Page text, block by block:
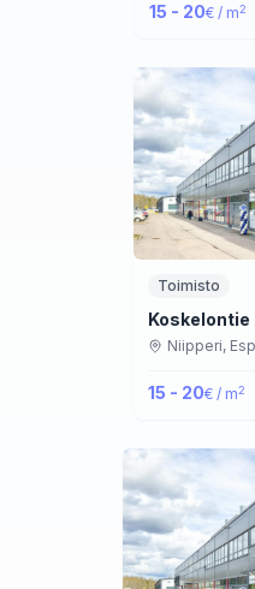
15 - 20€ / m2
Toimisto
Koskelontie
Niipperi,
15 - 20€ / m2